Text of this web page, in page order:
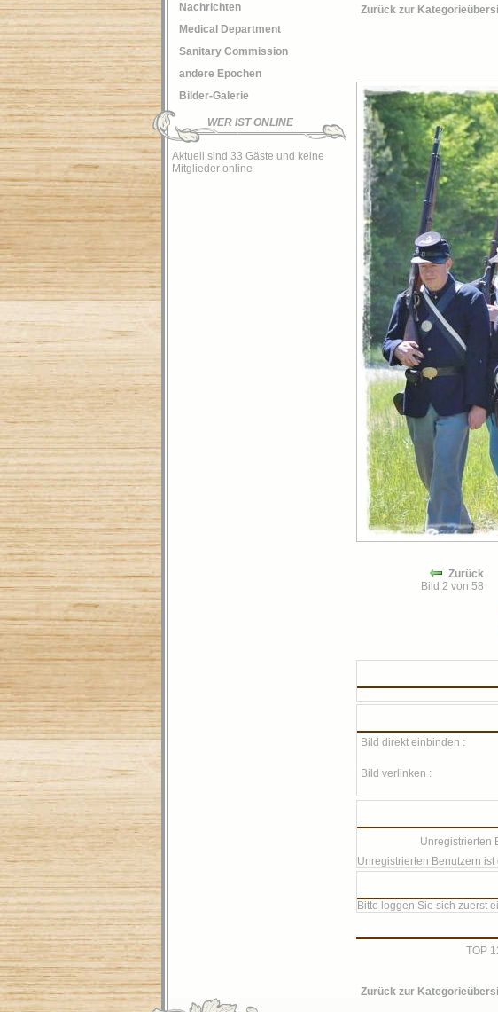
Nachrichten
Medical Department
Sanitary Commission
andere Epochen
Bilder-Galerie
WER IST ONLINE
Aktuell sind 33 Gäste und keine
Mitglieder online
Zurück zur
Zurück
Bild 2 von 58
Bild direkt einbinden :
Bild verlinken :
Unregistrierten
Unregistrierten Benutzern ist
Bitte loggen Sie sich zuerst
TOP
Zurück zur